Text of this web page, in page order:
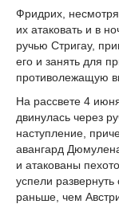
Фридрих,
их атаковать и в
ручью Стригау,
его и занять для
противолежащую
На рассвете 4
двинулась через
наступление,
авангард
и атакованы пе
успели развернуть
раньше, чем